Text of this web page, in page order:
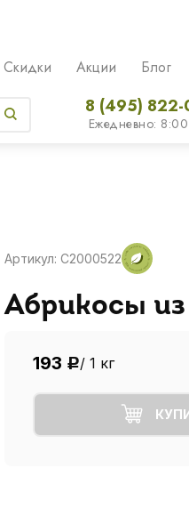
Скидки Акции Блог
8 (495)
Ежедневно:
Артикул: C2000522
Абрикосы
193 Р/ 1 кг